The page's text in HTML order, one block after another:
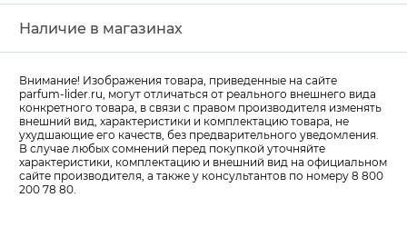
Наличие в магазинах
Внимание! Изображения товара, приведенные на сайте
parfum-lider.ru, могут отличаться от реального внешнего вида
конкретного товара, в связи с правом производителя изменять
внешний вид, характеристики и комплектацию товара, не
ухудшающие его качеств, без предварительного уведомления.
В случае любых сомнений перед покупкой уточняйте
характеристики, комплектацию и внешний вид на официальном
сайте производителя, а также у консультантов по номеру 8 800
200 78 80.